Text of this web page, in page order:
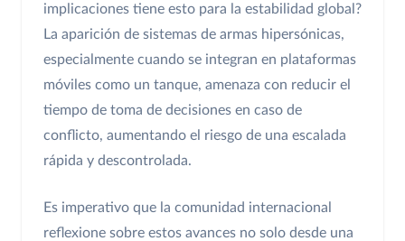
implicaciones tiene esto para la estabilidad global?
La aparición de sistemas de armas hipersónicas,
especialmente cuando se integran en plataformas
móviles como un tanque, amenaza con reducir el
tiempo de toma de decisiones en caso de
conflicto, aumentando el riesgo de una escalada
rápida y descontrolada.
Es imperativo que la comunidad internacional
reflexione sobre estos avances no solo desde una